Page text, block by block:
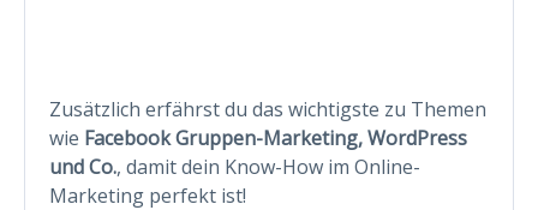
Zusätzlich erfährst du das wichtigste zu Themen
wie Facebook Gruppen-Marketing, WordPress
und Co., damit dein Know-How im Online-
Marketing perfekt ist!